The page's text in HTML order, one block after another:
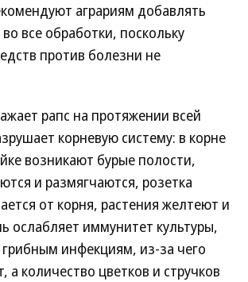
аграриям добавлять
все обработки, поскольку
против болезни не
рапс на протяжении всей
корневую систему: в корне
возникают бурые полости,
и размягчаются, розетка
от корня, растения желтеют и
ослабляет иммунитет культуры,
грибным инфекциям, из-за чего
а количество цветков и стручков